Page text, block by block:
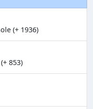
(+ 1936)
853)